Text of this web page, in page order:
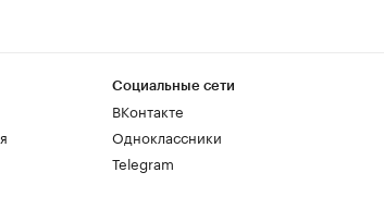
Социальные сети
ВКонтакте
Одноклассники
Telegram